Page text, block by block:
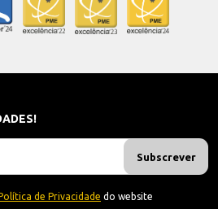
Subscrever
de Privacidade do website